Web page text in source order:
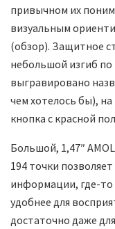
привычном их
визуальным
(обзор). Защитное
небольшой изгиб
выгравировано
чем хотелось бы),
кнопка с красной
Большой, 1,47″
194 точки
информации, где-то
удобнее для
достаточно даже